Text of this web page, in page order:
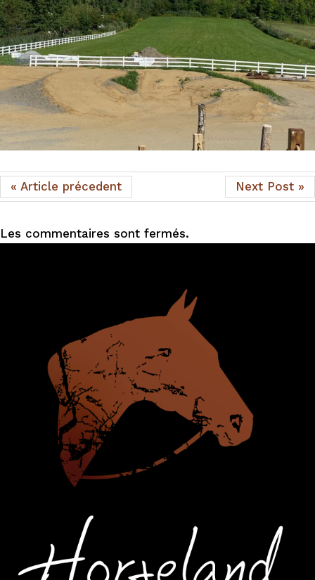
« Article précedent Next Post »
Les commentaires sont fermés.